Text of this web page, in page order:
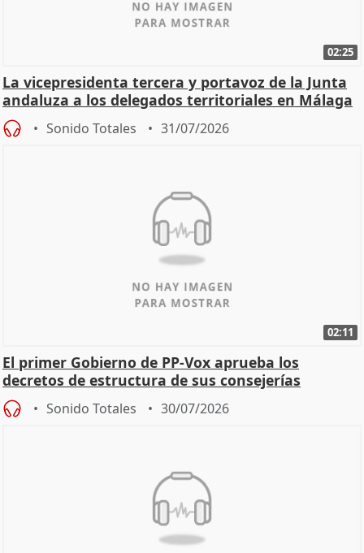
02:25
La vicepresidenta tercera y portavoz de la Junta
andaluza a los delegados territoriales en Málaga
Sonido Totales 31/07/2026
02:11
El primer Gobierno de PP-Vox aprueba los
decretos de estructura de sus consejerías
Sonido Totales 30/07/2026